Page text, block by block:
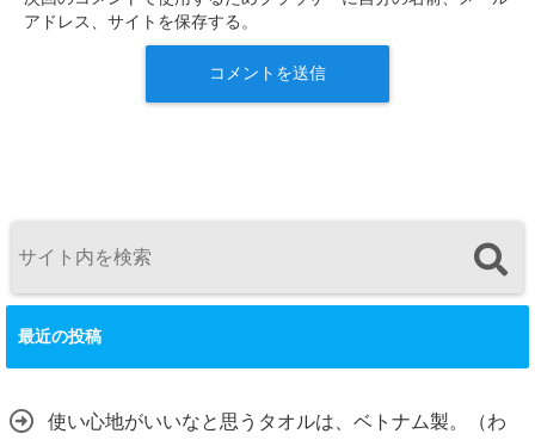
アドレス、サイトを保存する。
最近の投稿
使い心地がいいなと思うタオルは、ベトナム製。（わ